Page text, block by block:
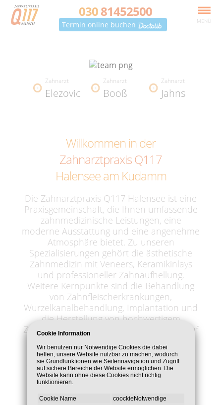
Cookie Information
Wir benutzen nur Notwendige Cookies die dabei
helfen, unsere Website nutzbar zu machen, wodurch
sie Grundfunktionen wie Seitennavigation und Zugriff
auf sichere Bereiche der Website ermöglichen. Die
Website kann ohne diese Cookies nicht richtig
funktionieren.
Cookie Name coockieNotwendige
03081452500
MENÜ
Termin online buchen
Zahnarzt
Elezovic
Zahnarzt
Booß
Zahnarzt
Jahns
Willkommen in der
Zahnarztpraxis Q117
Halensee am Kudamm
Die Zahnarztpraxis Q117 Halensee ist eine
Praxisgemeinschaft, die Ihnen umfassende
zahnmedizinische Leistungen, eine
moderne Ausstattung und eine angenehme
Atmosphäre bietet. Zu unseren
Spezialisierungen gehört die ästhetische
Zahnmedizin mit Veneers, Keramikinlays
und professioneller Zahnaufhellung.
Weitere Kernpunkte sind die Behandlung
von Zahnfleischerkrankungen,
Wurzelkanalbehandlung, Implantation und
die Herstellung von hochwertigem
Zahnersatz. Besonderen Wert legen wir auf
Lachgas, um so ein angst - und
schmerzfreies Behandeln zu ermöglichen.